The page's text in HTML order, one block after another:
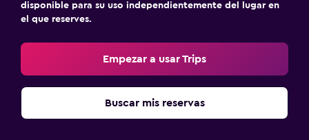
disponible para su uso independientemente del lugar en
el que reserves.
Empezar a usar Trips
Buscar mis reservas